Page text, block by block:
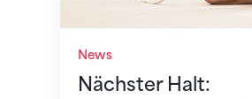
News
Nächster Halt: